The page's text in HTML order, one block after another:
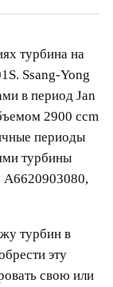
турбина на
Ssang-Yong
в период Jan
2900 ccm
периоды
турбины
турбин в
эту
свою или